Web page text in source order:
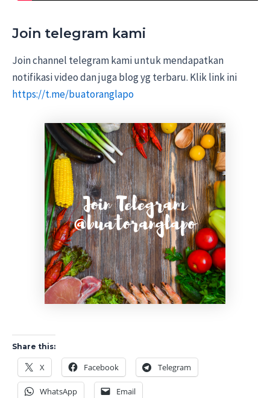
Join telegram kami
Join channel telegram kami untuk mendapatkan
notifikasi video dan juga blog yg terbaru. Klik link ini
https://t.me/buatoranglapo
Share this:
X Facebook Telegram
WhatsApp Email